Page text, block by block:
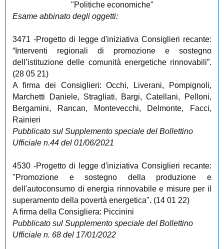
"Politiche economiche"
Esame abbinato degli oggetti:
3471 -Progetto di legge d'iniziativa Consiglieri recante:
“Interventi regionali di promozione e sostegno
dell’istituzione delle comunità energetiche rinnovabili”.
(28 05 21)
A firma dei Consiglieri: Occhi, Liverani, Pompignoli,
Marchetti Daniele, Stragliati, Bargi, Catellani, Pelloni,
Bergamini, Rancan, Montevecchi, Delmonte, Facci,
Rainieri
Pubblicato sul Supplemento speciale del Bollettino
Ufficiale n.44 del 01/06/2021
4530 -Progetto di legge d'iniziativa Consiglieri recante:
"Promozione e sostegno della produzione e
dell'autoconsumo di energia rinnovabile e misure per il
superamento della povertà energetica". (14 01 22)
A firma della Consigliera: Piccinini
Pubblicato sul Supplemento speciale del Bollettino
Ufficiale n. 68 del 17/01/2022